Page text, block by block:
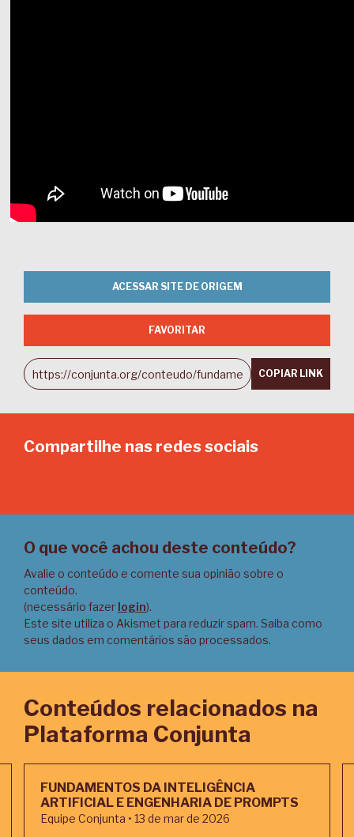
ACESSAR SITE DE ORIGEM
FAVORITAR
COPIAR LINK
Compartilhe nas redes sociais
O que você achou deste conteúdo?
Avalie o conteúdo e comente sua opinião sobre o
conteúdo.
(necessário fazer login).
Este site utiliza o Akismet para reduzir spam. Saiba como
seus dados em comentários são processados.
Conteúdos relacionados na
Plataforma Conjunta
FUNDAMENTOS DA INTELIGÊNCIA
ARTIFICIAL E ENGENHARIA DE PROMPTS
Equipe Conjunta • 13 de mar de 2026